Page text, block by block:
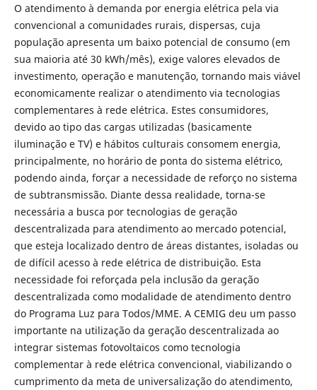
O atendimento à demanda por energia elétrica pela via
convencional a comunidades rurais, dispersas, cuja
população apresenta um baixo potencial de consumo (em
sua maioria até 30 kWh/mês), exige valores elevados de
investimento, operação e manutenção, tornando mais viável
economicamente realizar o atendimento via tecnologias
complementares à rede elétrica. Estes consumidores,
devido ao tipo das cargas utilizadas (basicamente
iluminação e TV) e hábitos culturais consomem energia,
principalmente, no horário de ponta do sistema elétrico,
podendo ainda, forçar a necessidade de reforço no sistema
de subtransmissão. Diante dessa realidade, torna-se
necessária a busca por tecnologias de geração
descentralizada para atendimento ao mercado potencial,
que esteja localizado dentro de áreas distantes, isoladas ou
de difícil acesso à rede elétrica de distribuição. Esta
necessidade foi reforçada pela inclusão da geração
descentralizada como modalidade de atendimento dentro
do Programa Luz para Todos/MME. A CEMIG deu um passo
importante na utilização da geração descentralizada ao
integrar sistemas fotovoltaicos como tecnologia
complementar à rede elétrica convencional, viabilizando o
cumprimento da meta de universalização do atendimento,